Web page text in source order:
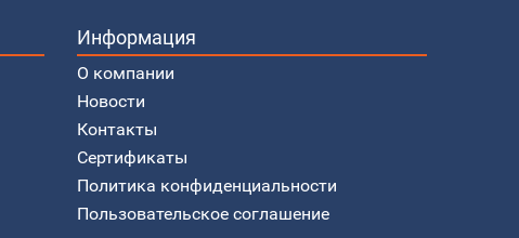
Информация
О компании
Новости
Контакты
Сертификаты
Политика конфиденциальности
Пользовательское соглашение